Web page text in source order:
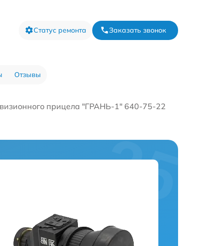
Статус ремонта Заказать звонок
Отзывы
прицела "ГРАНЬ-1" 640-75-22